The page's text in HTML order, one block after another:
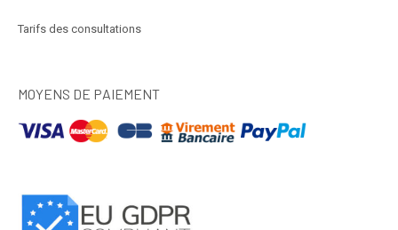
Tarifs des consultations
MOYENS DE PAIEMENT